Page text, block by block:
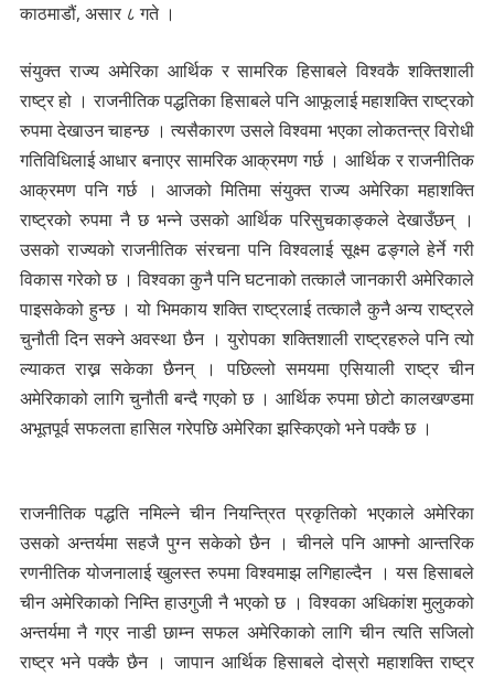
काठमाडौं, असार ८ गते ।
संयुक्त राज्य अमेरिका आर्थिक र सामरिक हिसाबले विश्वकै शक्तिशाली
राष्ट्र हो । राजनीतिक पद्धतिका हिसाबले पनि आफूलाई महाशक्ति राष्ट्रको
रुपमा देखाउन चाहन्छ । त्यसैकारण उसले विश्वमा भएका लोकतन्त्र विरोधी
गतिविधिलाई आधार बनाएर सामरिक आक्रमण गर्छ । आर्थिक र राजनीतिक
आक्रमण पनि गर्छ । आजको मितिमा संयुक्त राज्य अमेरिका महाशक्ति
राष्ट्रको रुपमा नै छ भन्ने उसको आर्थिक परिसुचकाङ्कले देखाउँछन् ।
उसको राज्यको राजनीतिक संरचना पनि विश्वलाई सूक्ष्म ढङ्गले हेर्ने गरी
विकास गरेको छ । विश्वका कुनै पनि घटनाको तत्कालै जानकारी अमेरिकाले
पाइसकेको हुन्छ । यो भिमकाय शक्ति राष्ट्रलाई तत्कालै कुनै अन्य राष्ट्रले
चुनौती दिन सक्ने अवस्था छैन । युरोपका शक्तिशाली राष्ट्रहरुले पनि त्यो
ल्याकत राख्न सकेका छैनन् । पछिल्लो समयमा एसियाली राष्ट्र चीन
अमेरिकाको लागि चुनौती बन्दै गएको छ । आर्थिक रुपमा छोटो कालखण्डमा
अभूतपूर्व सफलता हासिल गरेपछि अमेरिका झस्किएको भने पक्कै छ ।
राजनीतिक पद्धति नमिल्ने चीन नियन्त्रित प्रकृतिको भएकाले अमेरिका
उसको अन्तर्यमा सहजै पुग्न सकेको छैन । चीनले पनि आफ्नो आन्तरिक
रणनीतिक योजनालाई खुलस्त रुपमा विश्वमाझ लगिहाल्दैन । यस हिसाबले
चीन अमेरिकाको निम्ति हाउगुजी नै भएको छ । विश्वका अधिकांश मुलुकको
अन्तर्यमा नै गएर नाडी छाम्न सफल अमेरिकाको लागि चीन त्यति सजिलो
राष्ट्र भने पक्कै छैन । जापान आर्थिक हिसाबले दोस्रो महाशक्ति राष्ट्र